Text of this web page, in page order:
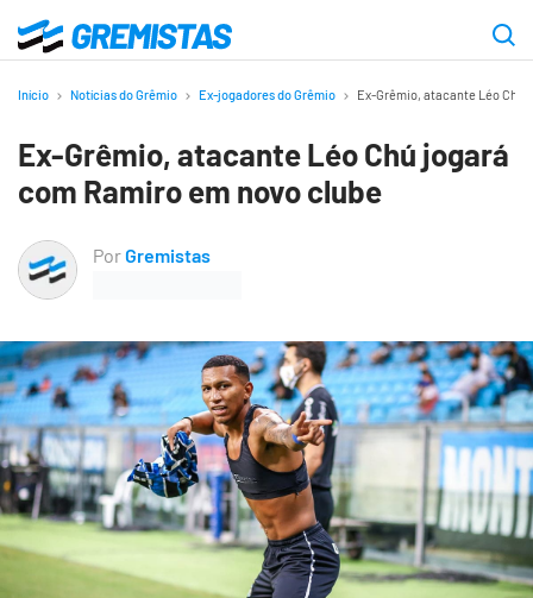
para
principal
Gremistas
Início Notícias do Grêmio Ex-jogadores do Grêmio Ex-Grêmio, atacante Léo Chú
Ex-Grêmio, atacante Léo Chú jogará
com Ramiro em novo clube
PorGremistas